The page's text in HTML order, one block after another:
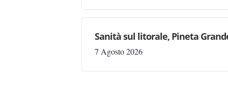
Sanità sul litorale, Pineta
7 Agosto 2026